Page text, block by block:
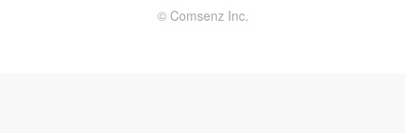
© Comsenz Inc.